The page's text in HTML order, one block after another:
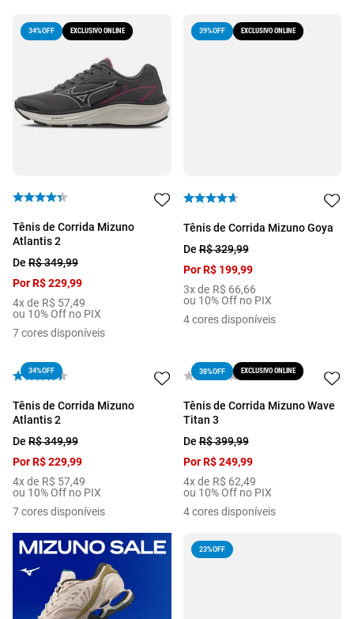
34%OFF EXCLUSIVO ONLINE
Tênis de Corrida Mizuno
Atlantis 2
De R$349,99
PorR$229,99
4x de R$ 57,49
ou 10% Off no PIX
7cores disponíveis
39%OFF EXCLUSIVO ONLINE
Tênis de Corrida Mizuno Goya
DeR$329,99
PorR$ 199,99
3x de R$ 66,66
ou 10% Off no PIX
4 cores disponíveis
34%OFF
Tênis de Corrida Mizuno
Atlantis 2
De R$349,99
PorR$229,99
4x de R$ 57,49
ou 10% Off no PIX
7cores disponíveis
38%OFF EXCLUSIVO ONLINE
Tênis de Corrida Mizuno Wave
Titan 3
DeR$399,99
PorR$ 249,99
4x de R$ 62,49
ou 10% Off no PIX
4 cores disponíveis
23%OFF